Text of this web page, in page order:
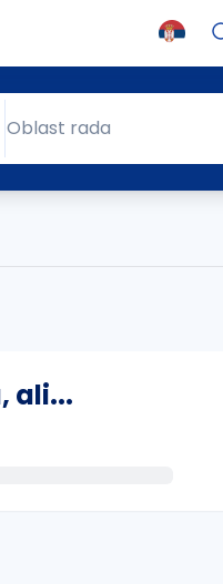
Oblast rada
ali...